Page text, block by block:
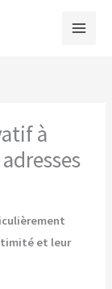
à
et leur